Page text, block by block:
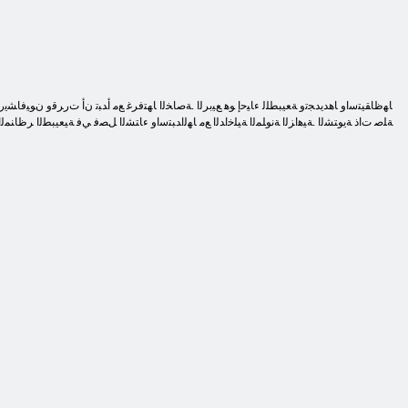
ﺔﻠﺻ ﺕﺍﺫ ﺔﻳﻮﺘﺸﻟﺍ .ﺔﻴﻫﺍﺰﻟﺍ ﺔﻧﻮﻠﻤﻟﺍ ﺔﻴﻠﺧﺍﺪﻟﺍ ﻊﻣ ﺎﻬﻟﺍﺪﺒﺘﺳﺍﻭ ءﺎﺘﺸﻟﺍ ﻞﺼﻓ ﻲﻓ ﺔﻴﻌﻴﺒﻄﻟﺍ